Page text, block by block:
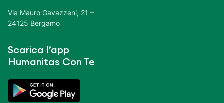
Via Mauro Gavazzeni, 21 –
24125 Bergamo
Scarica l’app
Humanitas Con Te